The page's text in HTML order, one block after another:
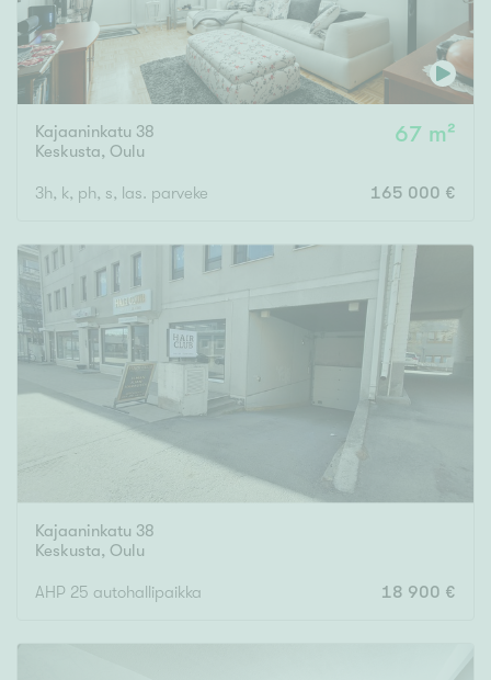
Ominaisuudet
Hissi
Järvi- tai merinäköala
Maalämpö
Oma ranta
Oma sauna
Senioriasunto
Kajaaninkatu 38
Keskusta, Oulu
67 m²
3h, k, ph, s, las. parveke 165 000 €
Kajaaninkatu 38
Keskusta, Oulu
AHP 25 autohallipaikka 18 900 €